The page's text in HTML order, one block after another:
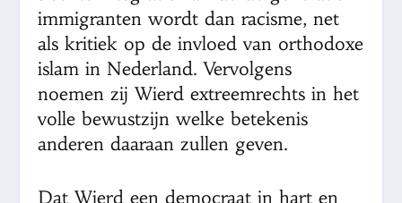
immigranten wordt dan racisme, net
als kritiek op de invloed van orthodoxe
islam in Nederland. Vervolgens
noemen zij Wierd extreemrechts in het
volle bewustzijn welke betekenis
anderen daaraan zullen geven.
Dat Wierd een democraat in hart en